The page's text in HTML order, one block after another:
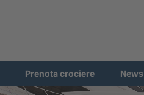
Prenota crociere News